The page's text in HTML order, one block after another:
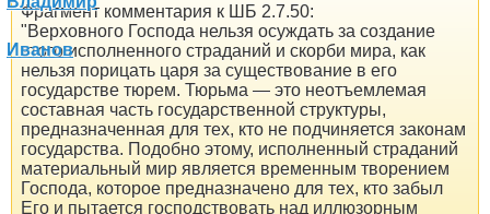
Фрагмент комментария к ШБ 2.7.50:
"Верховного Господа нельзя осуждать за создание
этого исполненного страданий и скорби мира, как
нельзя порицать царя за существование в его
государстве тюрем. Тюрьма — это неотъемлемая
составная часть государственной структуры,
предназначенная для тех, кто не подчиняется законам
государства. Подобно этому, исполненный страданий
материальный мир является временным творением
Господа, которое предназначено для тех, кто забыл
Его и пытается господствовать над иллюзорным